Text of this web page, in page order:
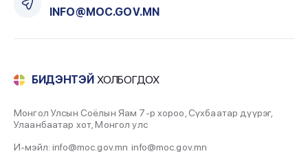
INFO@MOC.GOV.MN
БИДЭНТЭЙ ХОЛБОГДОХ
Монгол Улсын Соёлын Яам 7-р хороо, Сүхбаатар дүүрэг,
Улаанбаатар хот, Монгол улс
И-мэйл: info@moc.gov.mn info@moc.gov.mn